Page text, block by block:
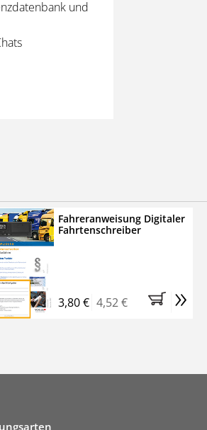
und
Abo für zwei
Nach 2 Monaten
es
Fahreranweisung Digitaler
Fahrtenschreiber
3,80 € 4,52 € »